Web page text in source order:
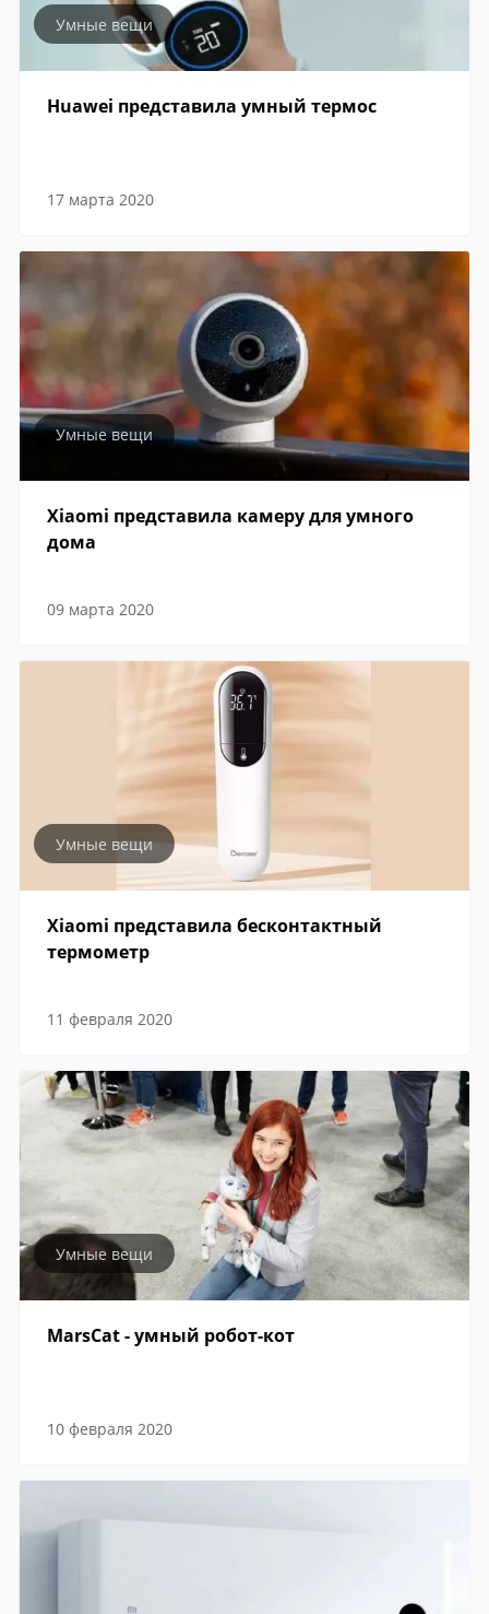
Умные вещи
Huawei представила умный термос
17 марта 2020
Умные вещи
Xiaomi представила камеру для умного
дома
09 марта 2020
Умные вещи
Xiaomi представила бесконтактный
термометр
11 февраля 2020
Умные вещи
MarsCat - умный робот-кот
10 февраля 2020